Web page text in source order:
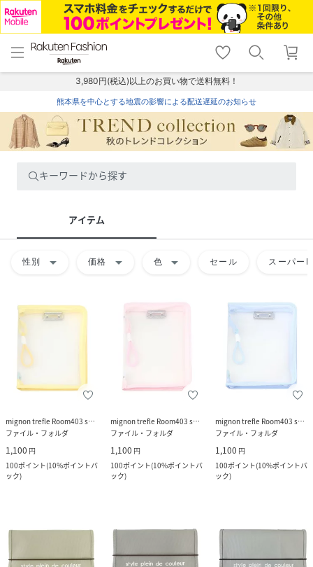
menu home
トップ
shopping_cart lock_outline
ログイン
3,980円(税込)以上のお買い物で送料無料！
熊本県を中心とする地震の影響による配送遅延のお知らせ
キーワードから探す
アイテム
性別 arrow_drop_down 価格 arrow_drop_down 色 arrow_drop_down セール スーパー
mignon trefle Room403 selected
ファイル・フォルダ
1,100 円
100ポイント(10%ポイントバ
ック)
mignon trefle Room403 selected
ファイル・フォルダ
1,100 円
100ポイント(10%ポイントバ
ック)
mignon trefle Room403 selected
ファイル・フォルダ
1,100 円
100ポイント(10%ポイントバ
ック)